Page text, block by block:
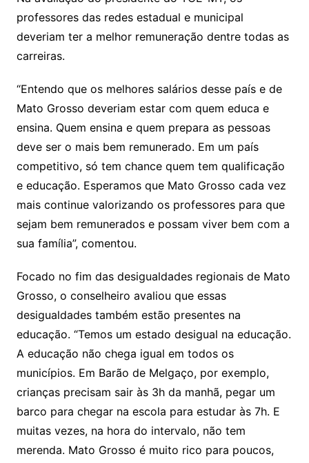
professores das redes estadual e municipal
deveriam ter a melhor remuneração dentre todas as
carreiras.
“Entendo que os melhores salários desse país e de
Mato Grosso deveriam estar com quem educa e
ensina. Quem ensina e quem prepara as pessoas
deve ser o mais bem remunerado. Em um país
competitivo, só tem chance quem tem qualificação
e educação. Esperamos que Mato Grosso cada vez
mais continue valorizando os professores para que
sejam bem remunerados e possam viver bem com a
sua família”, comentou.
Focado no fim das desigualdades regionais de Mato
Grosso, o conselheiro avaliou que essas
desigualdades também estão presentes na
educação. “Temos um estado desigual na educação.
A educação não chega igual em todos os
municípios. Em Barão de Melgaço, por exemplo,
crianças precisam sair às 3h da manhã, pegar um
barco para chegar na escola para estudar às 7h. E
muitas vezes, na hora do intervalo, não tem
merenda. Mato Grosso é muito rico para poucos,